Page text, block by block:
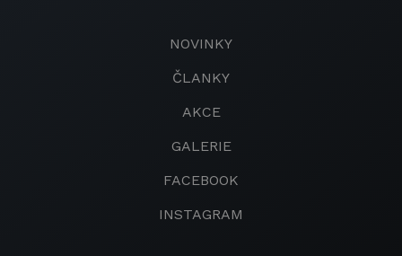
NOVINKY
ČLANKY
AKCE
GALERIE
FACEBOOK
INSTAGRAM